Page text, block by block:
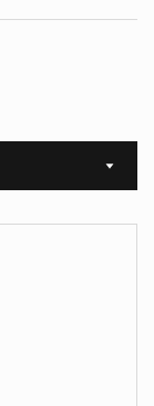
Sort